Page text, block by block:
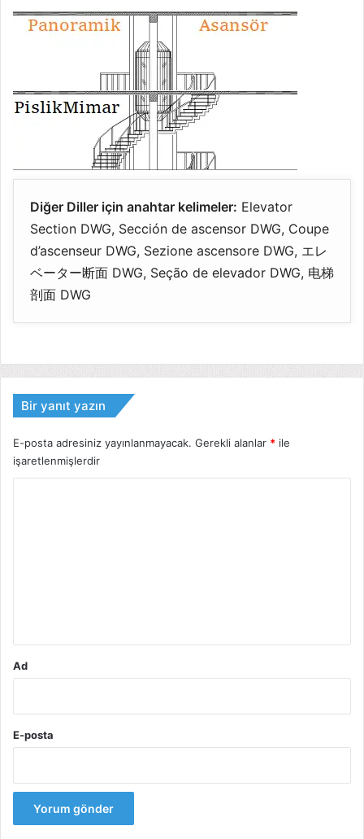
Diğer Diller için anahtar kelimeler: Elevator
Section DWG, Sección de ascensor DWG, Coupe
d’ascenseur DWG, Sezione ascensore DWG, エレ
ベーター断面 DWG, Seção de elevador DWG, 电梯
剖面 DWG
Bir yanıt yazın
E-posta adresiniz yayınlanmayacak. Gerekli alanlar * ile
işaretlenmişlerdir
Ad
E-posta